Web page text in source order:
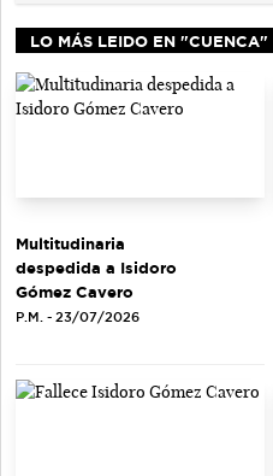
LO MÁS LEIDO EN "CUENCA"
Multitudinaria
despedida a Isidoro
Gómez Cavero
P.M. - 23/07/2026